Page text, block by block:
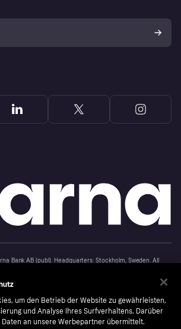
Bank AB (publ). Headquarters: Stockholm, Sweden. All
um den Betrieb der Website zu gewährleisten,
und Analyse Ihres Surfverhaltens. Darüber
an unsere Werbepartner übermittelt.